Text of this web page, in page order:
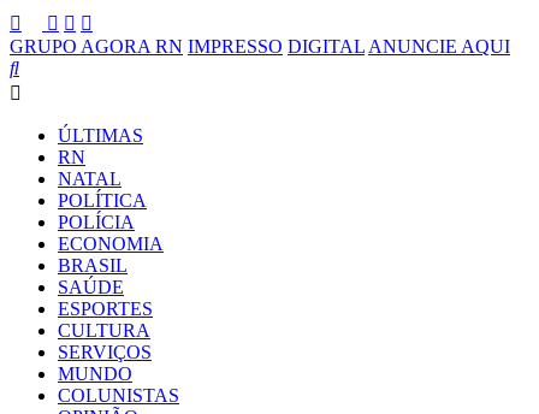
GRUPO AGORA RN IMPRESSO DIGITAL ANUNCIE AQUI
ÚLTIMAS
RN
NATAL
POLÍTICA
POLÍCIA
ECONOMIA
BRASIL
SAÚDE
ESPORTES
CULTURA
SERVIÇOS
MUNDO
COLUNISTAS